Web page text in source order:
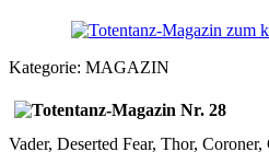
Kategorie: MAGAZIN
Vader, Deserted Fear, Thor,